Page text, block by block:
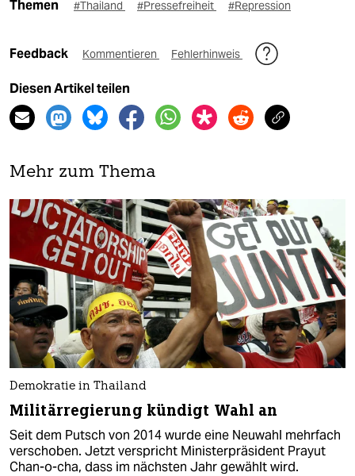
Themen #Thailand #Pressefreiheit #Repression
Feedback Kommentieren Fehlerhinweis
Diesen Artikel teilen
Mehr zum Thema
Demokratie in Thailand
Militärregierung kündigt Wahl an
Seit dem Putsch von 2014 wurde eine Neuwahl mehrfach
verschoben. Jetzt verspricht Ministerpräsident Prayut
Chan-o-cha, dass im nächsten Jahr gewählt wird.